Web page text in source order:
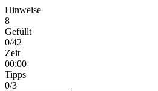
Hinweise
8
Gefüllt
0/42
Zeit
00:00
Tipps
0/3